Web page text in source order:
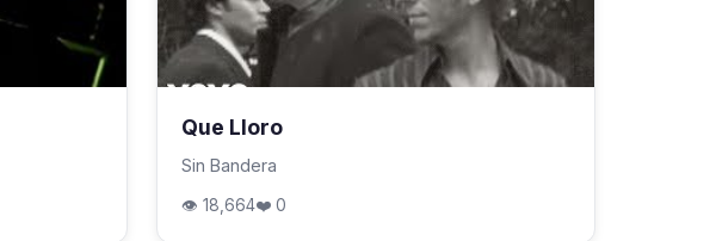
Que Lloro
Sin Bandera
👁 18,664❤️ 0